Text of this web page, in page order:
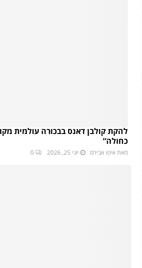
להקת קולבן דאנס בבכורה עולמית
כחולה”
מאת איטו אבירם יוני 25, 2026 0